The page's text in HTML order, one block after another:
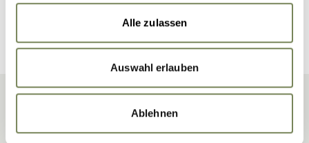
Alle zulassen
Auswahl erlauben
Ablehnen
Concentro